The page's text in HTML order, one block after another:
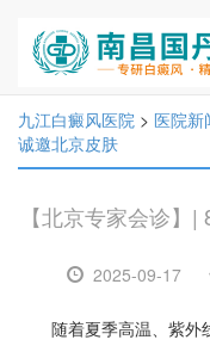
九江白癜风医院 > 医院新
诚邀北京皮肤
【北京专家会诊
2025-09-17
随着夏季高温、紫外